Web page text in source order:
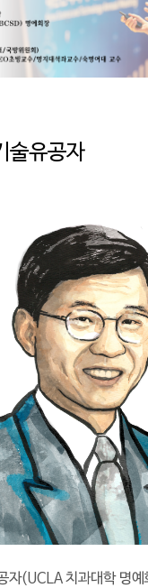
술유공자
자(UCLA 치과대학 명